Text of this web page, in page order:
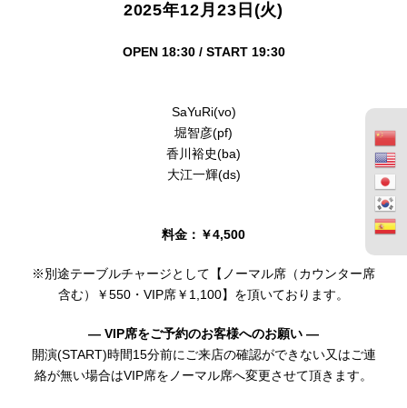
2025年12月23日(火)
OPEN 18:30 / START 19:30
SaYuRi(vo)
堀智彦(pf)
香川裕史(ba)
大江一輝(ds)
料金：￥4,500
※別途テーブルチャージとして【ノーマル席（カウンター席
含む）￥550・VIP席￥1,100】を頂いております。
— VIP席をご予約のお客様へのお願い —
開演(START)時間15分前にご来店の確認ができない又はご連
絡が無い場合はVIP席をノーマル席へ変更させて頂きます。